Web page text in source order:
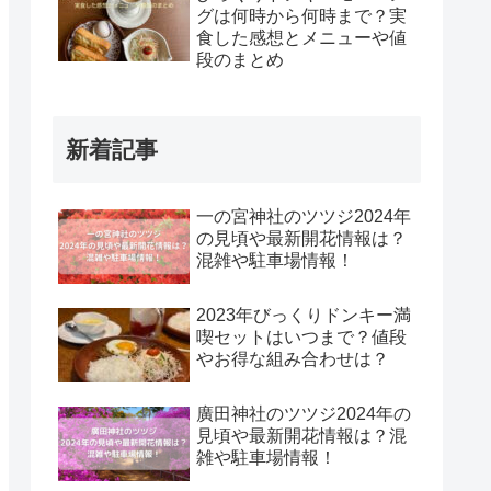
グは何時から何時まで？実
食した感想とメニューや値
段のまとめ
新着記事
一の宮神社のツツジ2024年
の見頃や最新開花情報は？
混雑や駐車場情報！
2023年びっくりドンキー満
喫セットはいつまで？値段
やお得な組み合わせは？
廣田神社のツツジ2024年の
見頃や最新開花情報は？混
雑や駐車場情報！